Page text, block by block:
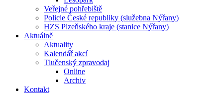
Veřejné pohřebiště
Policie České republiky (služebna Nýřany)
HZS Plzeňského kraje (stanice Nýřany)
Aktuálně
Aktuality
Kalendář akcí
Tlučenský zpravodaj
Online
Archiv
Kontakt